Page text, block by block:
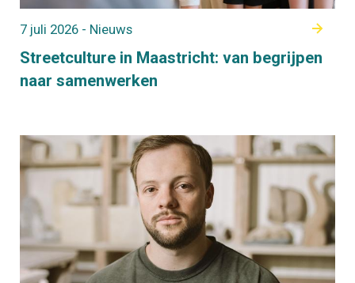
Streetculture in Maastricht: van begrijpen
naar samenwerken
7 juli 2026 - Nieuws